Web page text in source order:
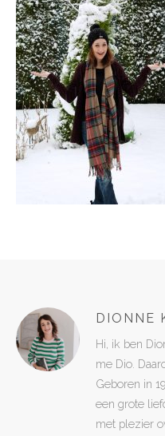
DIONNE
Hi, ik ben
me Dio.
Geboren in
een grote
met plezier